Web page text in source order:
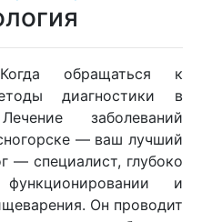
обращаться к
диагностики в
заболеваний
— ваш лучший
— специалист, глубоко
и
Он проводит